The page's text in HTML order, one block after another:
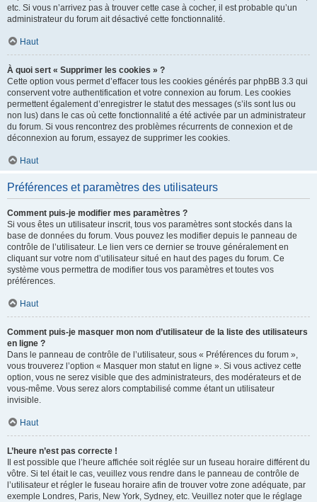
etc. Si vous n’arrivez pas à trouver cette case à cocher, il est probable qu’un
administrateur du forum ait désactivé cette fonctionnalité.
Haut
À quoi sert « Supprimer les cookies » ?
Cette option vous permet d’effacer tous les cookies générés par phpBB 3.3 qui
conservent votre authentification et votre connexion au forum. Les cookies
permettent également d’enregistrer le statut des messages (s’ils sont lus ou
non lus) dans le cas où cette fonctionnalité a été activée par un administrateur
du forum. Si vous rencontrez des problèmes récurrents de connexion et de
déconnexion au forum, essayez de supprimer les cookies.
Haut
Préférences et paramètres des utilisateurs
Comment puis-je modifier mes paramètres ?
Si vous êtes un utilisateur inscrit, tous vos paramètres sont stockés dans la
base de données du forum. Vous pouvez les modifier depuis le panneau de
contrôle de l’utilisateur. Le lien vers ce dernier se trouve généralement en
cliquant sur votre nom d’utilisateur situé en haut des pages du forum. Ce
système vous permettra de modifier tous vos paramètres et toutes vos
préférences.
Haut
Comment puis-je masquer mon nom d’utilisateur de la liste des utilisateurs
en ligne ?
Dans le panneau de contrôle de l’utilisateur, sous « Préférences du forum »,
vous trouverez l’option « Masquer mon statut en ligne ». Si vous activez cette
option, vous ne serez visible que des administrateurs, des modérateurs et de
vous-même. Vous serez alors comptabilisé comme étant un utilisateur
invisible.
Haut
L’heure n’est pas correcte !
Il est possible que l’heure affichée soit réglée sur un fuseau horaire différent du
vôtre. Si tel était le cas, veuillez vous rendre dans le panneau de contrôle de
l’utilisateur et régler le fuseau horaire afin de trouver votre zone adéquate, par
exemple Londres, Paris, New York, Sydney, etc. Veuillez noter que le réglage